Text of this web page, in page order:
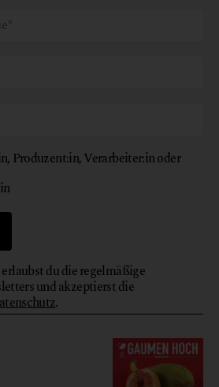
Produzent:in, Verarbeiter:in oder
du die regelmäßige
und akzeptierst die
.